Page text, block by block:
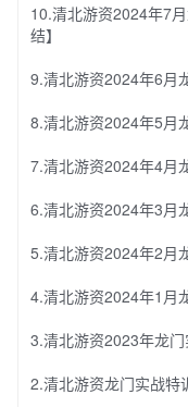
10.清北游资2024年7
结】
9.清北游资2024年6月
8.清北游资2024年5月
7.清北游资2024年4月
6.清北游资2024年3月
5.清北游资2024年2月
4.清北游资2024年1月
3.清北游资2023年龙
2.清北游资龙门实战特